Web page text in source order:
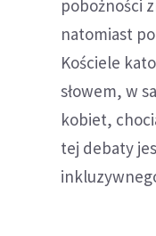
pobożności
natomiast
Kościele
słowem, w
kobiet,
tej debaty